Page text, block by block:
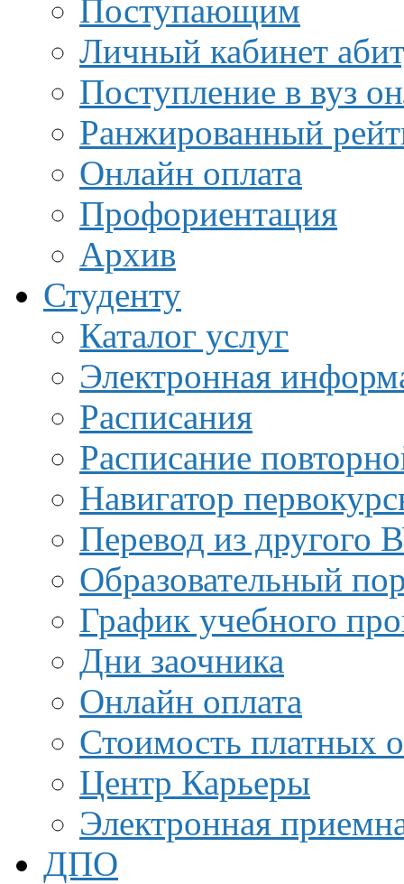
Поступающим
Личный кабинет
Поступление в вуз
Ранжированный
Онлайн оплата
Профориентация
Архив
Студенту
Каталог услуг
Электронная
Расписания
Расписание
Навигатор
Перевод из другого
Образовательный
График учебного
Дни заочника
Онлайн оплата
Стоимость платных
Центр Карьеры
Электронная
ДПО